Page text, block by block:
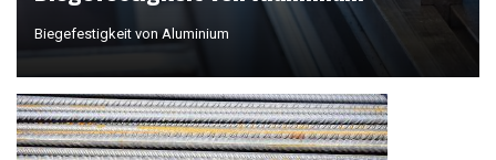
Biegefestigkeit von Aluminium